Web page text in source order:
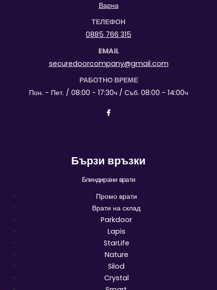
Варна
ТЕЛЕФОН
0885 766 315
EMAIL
securedoorcompany@gmail.com
РАБОТНО ВРЕМЕ
Пон. - Пет. / 08:00 - 17:30ч / Съб. 08:00 - 14:00ч
Бързи връзки
Блиндирани врати
Промо врати
Врати на склад
Parkdoor
Lapis
StarLife
Nature
Silod
Crystal